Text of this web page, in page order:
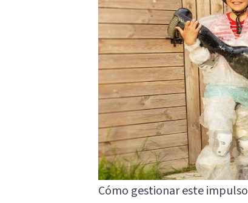
Cómo gestionar este impulso